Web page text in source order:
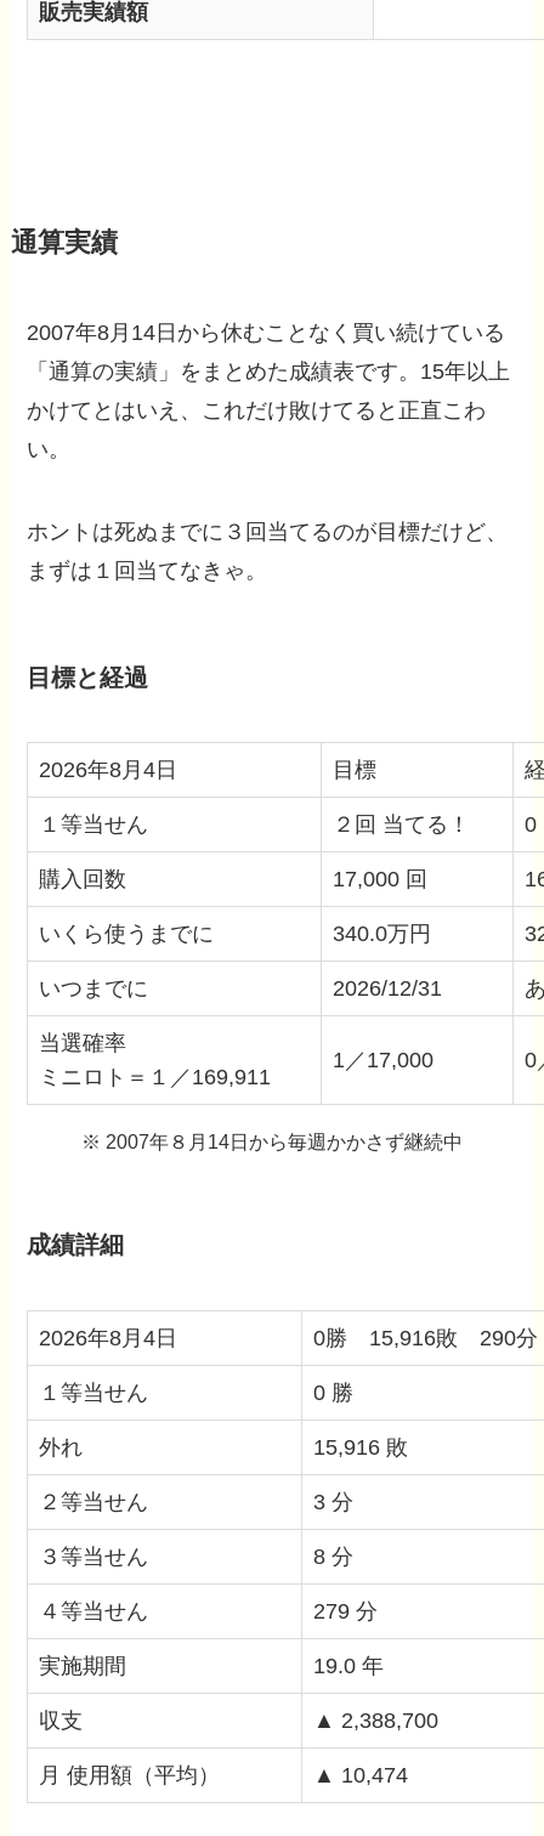
販売実績額
通算実績
2007年8月14日から休むことなく買い続けている
「通算の実績」をまとめた成績表です。15年以上
かけてとはいえ、これだけ敗けてると正直こわ
い。
ホントは死ぬまでに３回当てるのが目標だけど、
まずは１回当てなきゃ。
目標と経過
2026年8月4日 目標
１等当せん ２回 当てる！ 0
購入回数 17,000 回
いくら使うまでに 340.0万円
いつまでに 2026/12/31
当選確率
ミニロト＝１／169,911
1／17,000 0
※ 2007年８月14日から毎週かかさず継続中
成績詳細
2026年8月4日 0勝 15,916敗 290分
１等当せん 0 勝
外れ 15,916 敗
２等当せん 3 分
３等当せん 8 分
４等当せん 279 分
実施期間 19.0 年
収支 ▲ 2,388,700
月 使用額（平均） ▲ 10,474